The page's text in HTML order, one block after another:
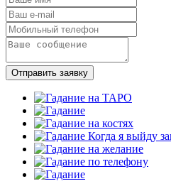
Отправить заявку